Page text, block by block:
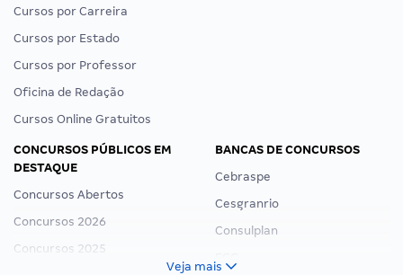
Cursos por Carreira
Cursos por Estado
Cursos por Professor
Oficina de Redação
Cursos Online Gratuitos
CONCURSOS PÚBLICOS EM
DESTAQUE
Concursos Abertos
Concursos 2026
Concursos 2025
BANCAS DE CONCURSOS
Cebraspe
Cesgranrio
Consulplan
Veja mais